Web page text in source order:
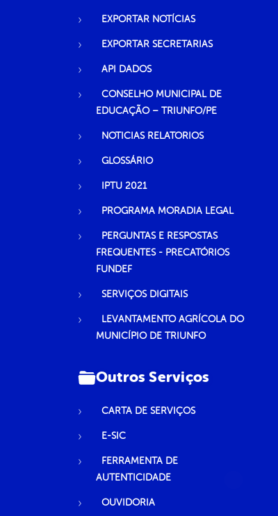
EXPORTAR NOTÍCIAS
EXPORTAR SECRETARIAS
API DADOS
CONSELHO MUNICIPAL DE
EDUCAÇÃO – TRIUNFO/PE
NOTICIAS RELATORIOS
GLOSSÁRIO
IPTU 2021
PROGRAMA MORADIA LEGAL
PERGUNTAS E RESPOSTAS
FREQUENTES - PRECATÓRIOS
FUNDEF
SERVIÇOS DIGITAIS
LEVANTAMENTO AGRÍCOLA DO
MUNICÍPIO DE TRIUNFO
Outros Serviços
CARTA DE SERVIÇOS
E-SIC
FERRAMENTA DE
AUTENTICIDADE
OUVIDORIA